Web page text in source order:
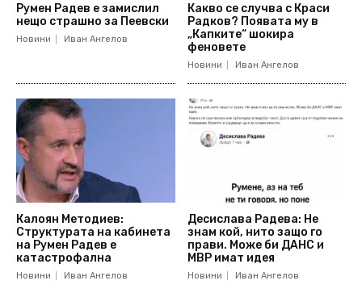
Румен Радев е замислил
нещо страшно за Пеевски
Новини Иван Ангелов
Какво се случва с Краси
Радков? Появата му в
„Капките“ шокира
феновете
Новини Иван Ангелов
Калоян Методиев:
Структурата на кабинета
на Румен Радев е
катастрофална
Новини Иван Ангелов
Десислава Радева: Не
знам кой, нито защо го
прави. Може би ДАНС и
МВР имат идея
Новини Иван Ангелов